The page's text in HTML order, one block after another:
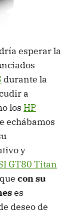
esperar la
durante la
a
los HP
echábamos
y
GT80 Titan
con su
es
deseo de